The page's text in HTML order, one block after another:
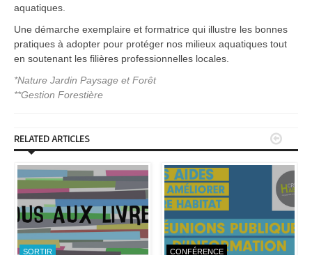
aquatiques.
Une démarche exemplaire et formatrice qui illustre les bonnes
pratiques à adopter pour protéger nos milieux aquatiques tout
en soutenant les filières professionnelles locales.
*Nature Jardin Paysage et Forêt
**Gestion Forestière
RELATED ARTICLES
SORTIR CONFÉRENCE
